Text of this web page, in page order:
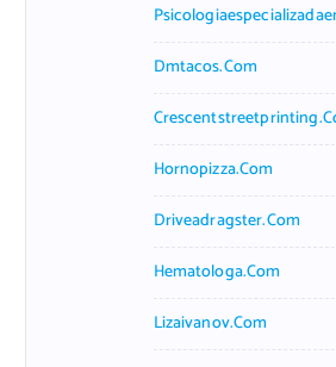
Dmtacos.com
Hornopizza.com
Driveadragster.com
Hematologa.com
Lizaivanov.com